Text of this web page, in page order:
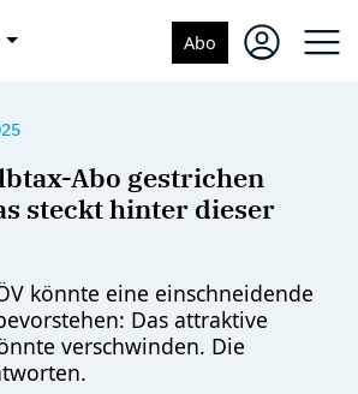
Abo
Abo gestrichen
steckt hinter dieser
könnte eine einschneidende
Das attraktive
verschwinden. Die